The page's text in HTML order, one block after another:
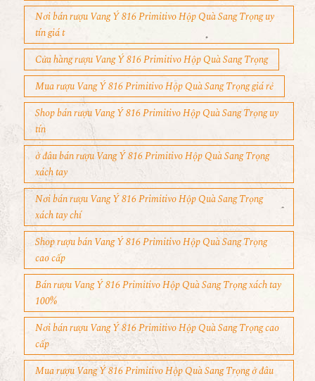
Nơi bán rượu Vang Ý 816 Primitivo Hộp Quà Sang Trọng uy
tín giá t
Cửa hàng rượu Vang Ý 816 Primitivo Hộp Quà Sang Trọng
Mua rượu Vang Ý 816 Primitivo Hộp Quà Sang Trọng giá rẻ
Shop bán rượu Vang Ý 816 Primitivo Hộp Quà Sang Trọng uy
tín
ở đâu bán rượu Vang Ý 816 Primitivo Hộp Quà Sang Trọng
xách tay
Nơi bán rượu Vang Ý 816 Primitivo Hộp Quà Sang Trọng
xách tay chí
Shop rượu bán Vang Ý 816 Primitivo Hộp Quà Sang Trọng
cao cấp
Bán rượu Vang Ý 816 Primitivo Hộp Quà Sang Trọng xách tay
100%
Nơi bán rượu Vang Ý 816 Primitivo Hộp Quà Sang Trọng cao
cấp
Mua rượu Vang Ý 816 Primitivo Hộp Quà Sang Trọng ở đâu